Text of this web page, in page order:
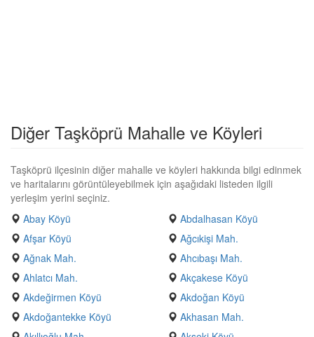
Diğer Taşköprü Mahalle ve Köyleri
Taşköprü ilçesinin diğer mahalle ve köyleri hakkında bilgi edinmek
ve haritalarını görüntüleyebilmek için aşağıdaki listeden ilgili
yerleşim yerini seçiniz.
Abay Köyü
Abdalhasan Köyü
Afşar Köyü
Ağcıkişi Mah.
Ağnak Mah.
Ahcıbaşı Mah.
Ahlatcı Mah.
Akçakese Köyü
Akdeğirmen Köyü
Akdoğan Köyü
Akdoğantekke Köyü
Akhasan Mah.